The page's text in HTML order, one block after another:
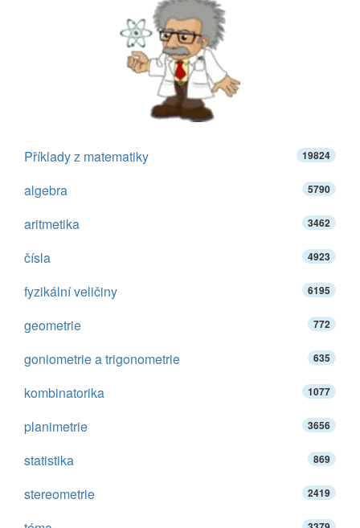
Příklady z matematiky 19824
algebra 5790
aritmetika 3462
čísla 4923
fyzikální veličiny 6195
geometrie 772
goniometrie a trigonometrie 635
kombinatorika 1077
planimetrie 3656
statistika 869
stereometrie 2419